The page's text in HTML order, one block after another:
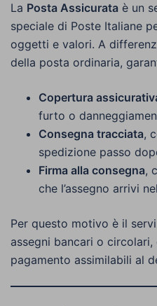
La Posta Assicurata è un
speciale di Poste Italiane
oggetti e valori. A
della posta ordinaria,
Copertura
furto o
Consegna tracciata,
spedizione passo
Firma alla consegna,
che l’assegno arrivi
Per questo motivo è il
assegni bancari o
pagamento assimilabili al